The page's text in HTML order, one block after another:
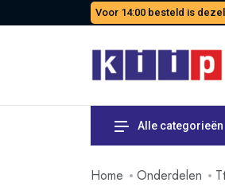
Voor 14:00 besteld is
Alle categorieën
Home Onderdelen